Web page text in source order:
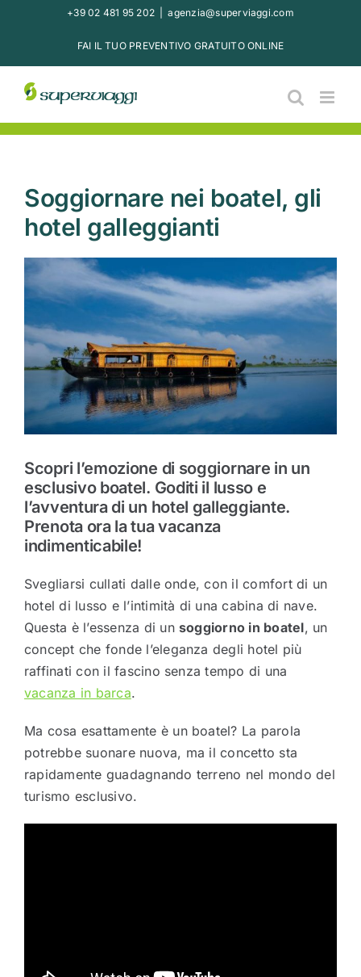
+39 02 481 95 202 agenzia@superviaggi.com
FAI IL TUO PREVENTIVO GRATUITO ONLINE
Soggiornare nei boatel, gli
hotel galleggianti
Ingrandisci
immagine
Scopri l’emozione di soggiornare in un
esclusivo boatel. Goditi il lusso e
l’avventura di un hotel galleggiante.
Prenota ora la tua vacanza
indimenticabile!
Svegliarsi cullati dalle onde, con il comfort di un
hotel di lusso e l’intimità di una cabina di nave.
Questa è l’essenza di unsoggiorno in boatel, un
concept che fonde l’eleganza degli hotel più
raffinati con il fascino senza tempo di una
vacanza in barca.
Ma cosa esattamente è un boatel? La parola
potrebbe suonare nuova, ma il concetto sta
rapidamente guadagnando terreno nel mondo del
turismo esclusivo.